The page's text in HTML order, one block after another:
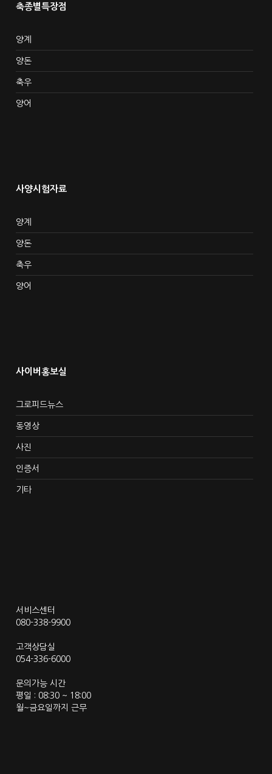
축종별특장점
양계
양돈
축우
양어
사양시험자료
양계
양돈
축우
양어
사이버홍보실
그로피드뉴스
동영상
사진
인증서
기타
서비스센터
080-338-9900
고객상담실
054-336-6000
문의가능 시간
평일 : 08:30 ~ 18:00
월~금요일까지 근무